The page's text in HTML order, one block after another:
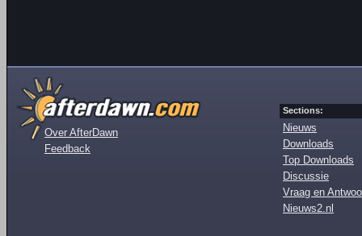
Over AfterDawn
Feedback
Sections:
Nieuws
Downloads
Top Downloads
Discussie
Vraag en
Nieuws2.nl